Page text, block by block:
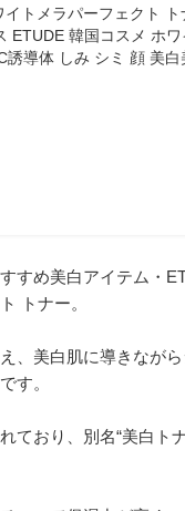
トメラパーフェクト ト
ETUDE 韓国コスメ ホ
誘導体 しみ シミ 顔 美
すめ美白アイテム・
トナー。
、美白肌に導きなが
す。
ており、別名“美白ト